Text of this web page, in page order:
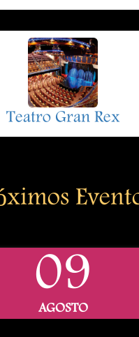
Teatro Gran Rex
09
AGOSTO